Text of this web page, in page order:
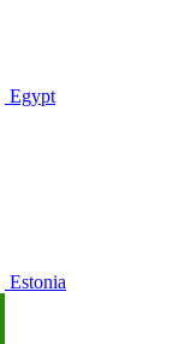
Egypt
Estonia